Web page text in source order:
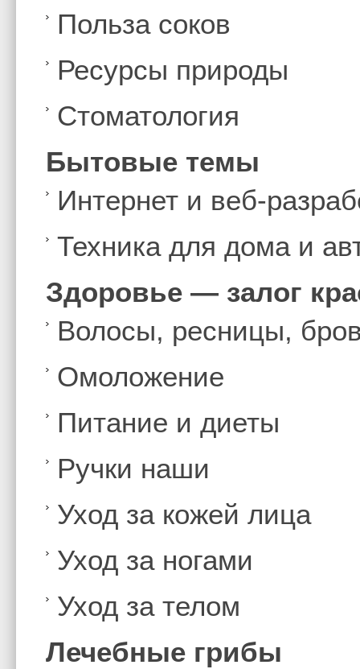
Польза соков
Ресурсы природы
Стоматология
Бытовые темы
Интернет и веб-
Техника для дома и
Здоровье — залог
Волосы, ресницы,
Омоложение
Питание и диеты
Ручки наши
Уход за кожей лица
Уход за ногами
Уход за телом
Лечебные грибы